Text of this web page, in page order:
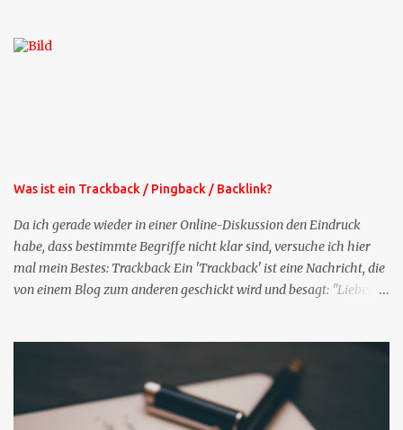
bekommen Sie kostenlos eine weitere Folge. Die Startsequenz ist 16
Was ist ein Trackback / Pingback / Backlink?
Da ich gerade wieder in einer Online-Diskussion den Eindruck
habe, dass bestimmte Begriffe nicht klar sind, versuche ich hier
mal mein Bestes: Trackback Ein 'Trackback' ist eine Nachricht, die
von einem Blog zum anderen geschickt wird und besagt: "Lieber
was ich zu deinem Inhalt zu sagen hatte." Diese
Nachrichtenfunktion wird 'angestoßen' in dem 'mein' Blog an die
'TrackbackURL' des Anderen einen 'Ping' schickt, d.h. ein paar